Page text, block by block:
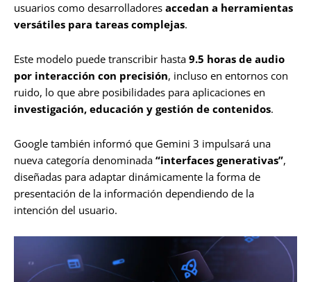
usuarios como desarrolladores accedan a herramientas
versátiles para tareas complejas.
Este modelo puede transcribir hasta 9.5 horas de audio
por interacción con precisión, incluso en entornos con
ruido, lo que abre posibilidades para aplicaciones en
investigación, educación y gestión de contenidos.
Google también informó que Gemini 3 impulsará una
nueva categoría denominada “interfaces generativas”,
diseñadas para adaptar dinámicamente la forma de
presentación de la información dependiendo de la
intención del usuario.